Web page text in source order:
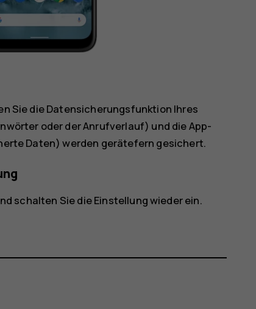
Sie die Datensicherungsfunktion Ihres
oder der Anrufverlauf) und die App-
Daten) werden gerätefern gesichert.
schalten Sie die Einstellung wieder ein.